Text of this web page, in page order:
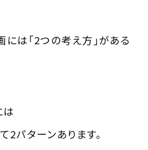
は「2つの考え方」がある
は
2パターンあります。